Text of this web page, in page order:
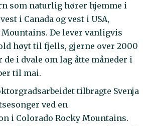
som naturlig hører hjemme i
i Canada og vest i USA,
De lever vanligvis
høyt til fjells, gjerne over 2000
de i dvale om lag åtte måneder i
til mai.
tilbragte Svenja
ved en
i Colorado Rocky Mountains.